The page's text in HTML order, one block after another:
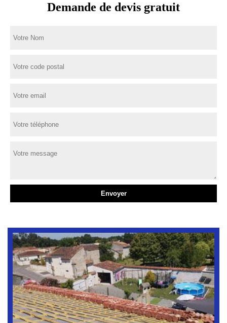
Demande de devis gratuit